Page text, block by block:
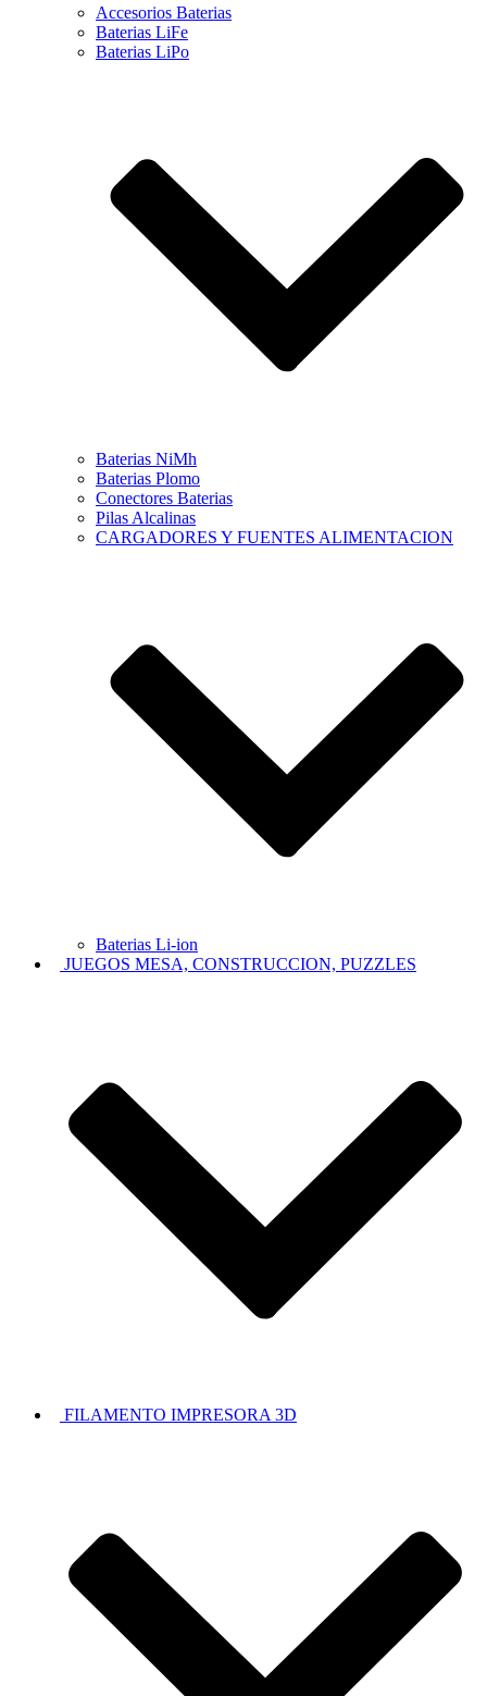
Accesorios Baterias
Baterias LiFe
Baterias LiPo
Baterias NiMh
Baterias Plomo
Conectores Baterias
Pilas Alcalinas
CARGADORES Y FUENTES ALIMENTACION
Baterias Li-ion
JUEGOS MESA, CONSTRUCCION, PUZZLES
FILAMENTO IMPRESORA 3D